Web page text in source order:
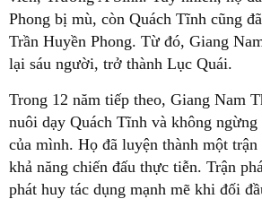
Phong bị mù, còn Quách Tĩnh cũng
Trần Huyền Phong. Từ đó, Giang
lại sáu người, trở thành Lục Quái.
Trong 12 năm tiếp theo, Giang Nam
nuôi dạy Quách Tĩnh và không ngừng
của mình. Họ đã luyện thành một trận
khả năng chiến đấu thực tiễn. Trận
phát huy tác dụng mạnh mẽ khi đối